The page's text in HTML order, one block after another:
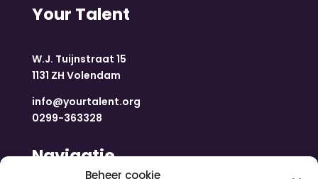
Beheer cookie
Your Talent
W.J. Tuijnstraat 15
1131 ZH Volendam
info@yourtalent.org
0299-363328
Navigatie